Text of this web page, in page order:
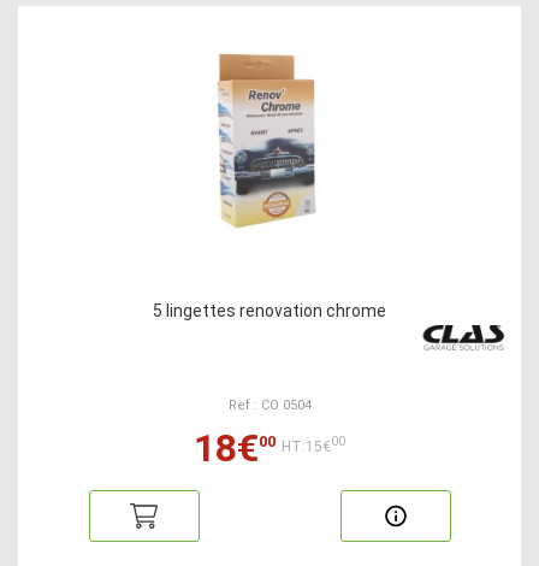
5 lingettes renovation chrome
Ref : CO 0504
18€00 HT:15€00